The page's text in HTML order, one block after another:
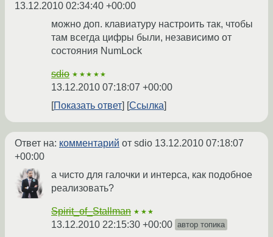
13.12.2010 02:34:40 +00:00
можно доп. клавиатуру настроить так, чтобы
там всегда цифры были, независимо от
состояния NumLock
sdio ★★★★★
13.12.2010 07:18:07 +00:00
Показать ответ
Ссылка
Ответ на: комментарий от sdio 13.12.2010 07:18:07
+00:00
а чисто для галочки и интерса, как подобное
реализовать?
Spirit_of_Stallman ★★★
13.12.2010 22:15:30 +00:00 автор топика